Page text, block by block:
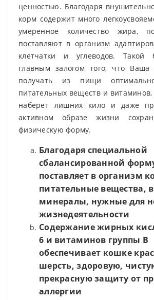
ценностью. Благодаря
корм содержит много
умеренное количество жира,
поставляют в организм
клетчатки и углеводов. Такой
главным залогом того, что Ваша
получать из пищи
питательных веществ и
наберет лишних кило и даже
активном образе жизни
физическую форму.
Благодаря специальной
сбалансированной
поставляет в организм
питательные вещества,
минералы, нужные для
жизнедеятельности
Содержание жирных
6 и витаминов группы В
обеспечивает кошке
шерсть, здоровую,
прекрасную защиту от
аллергии